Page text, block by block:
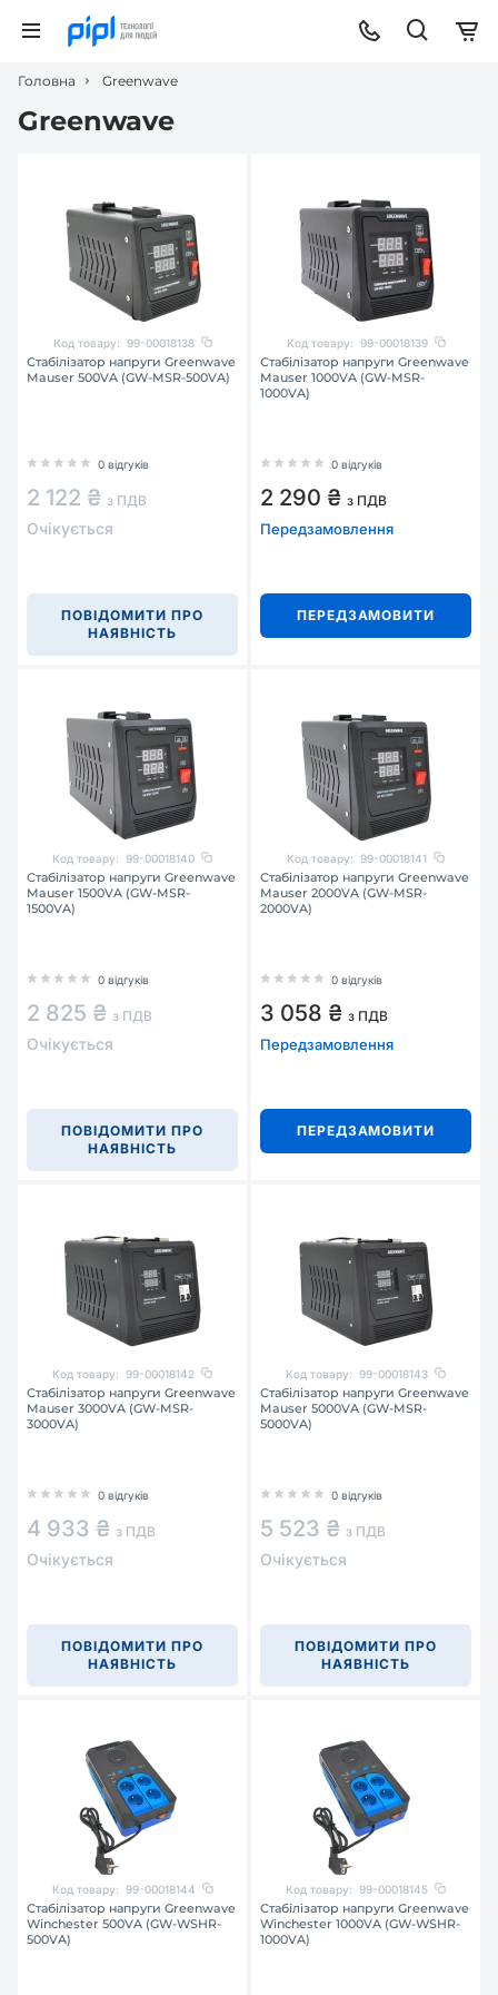
Головна Greenwave
Greenwave
Код товару: 99-00018138
Стабілізатор напруги Greenwave
Mauser 500VA (GW-MSR-500VA)
0 відгуків
2 122 ₴ з ПДВ
Очікується
ПОВІДОМИТИ ПРО
НАЯВНІСТЬ
Код товару: 99-00018139
Стабілізатор напруги Greenwave
Mauser 1000VA (GW-MSR-
1000VA)
0 відгуків
2 290 ₴ з ПДВ
Передзамовлення
ПЕРЕДЗАМОВИТИ
Код товару: 99-00018140
Стабілізатор напруги Greenwave
Mauser 1500VA (GW-MSR-
1500VA)
0 відгуків
2 825 ₴ з ПДВ
Очікується
ПОВІДОМИТИ ПРО
НАЯВНІСТЬ
Код товару: 99-00018141
Стабілізатор напруги Greenwave
Mauser 2000VA (GW-MSR-
2000VA)
0 відгуків
3 058 ₴ з ПДВ
Передзамовлення
ПЕРЕДЗАМОВИТИ
Код товару: 99-00018142
Стабілізатор напруги Greenwave
Mauser 3000VA (GW-MSR-
3000VA)
0 відгуків
4 933 ₴ з ПДВ
Очікується
ПОВІДОМИТИ ПРО
НАЯВНІСТЬ
Код товару: 99-00018143
Стабілізатор напруги Greenwave
Mauser 5000VA (GW-MSR-
5000VA)
0 відгуків
5 523 ₴ з ПДВ
Очікується
ПОВІДОМИТИ ПРО
НАЯВНІСТЬ
Код товару: 99-00018144
Стабілізатор напруги Greenwave
Winchester 500VA (GW-WSHR-
500VA)
Код товару: 99-00018145
Стабілізатор напруги Greenwave
Winchester 1000VA (GW-WSHR-
1000VA)